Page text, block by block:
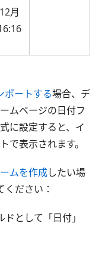
月
ポートする場合、デ
ムページの日付フ
に設定すると、イ
で表示されます。
ムを作成したい場
ださい：
として「日付」